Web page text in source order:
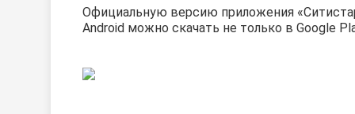
Официальную версию приложения
Android можно скачать не только в Google